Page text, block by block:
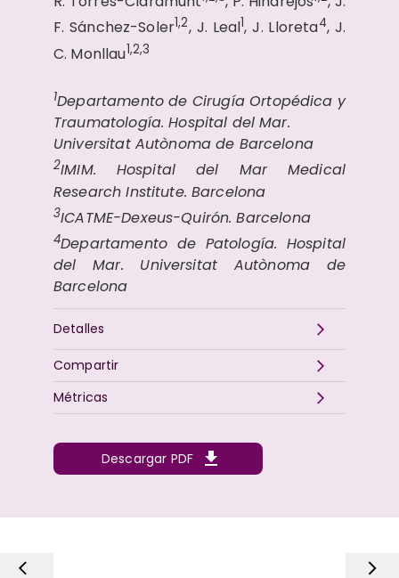
F. Sánchez-Soler1,2, J. Leal1, J. Lloreta4, J.
C. Monllau1,2,3
1Departamento de Cirugía Ortopédica y
Traumatología. Hospital del Mar.
Universitat Autònoma de Barcelona
2IMIM. Hospital del Mar Medical
Research Institute. Barcelona
3ICATME-Dexeus-Quirón. Barcelona
4Departamento de Patología. Hospital
del Mar. Universitat Autònoma de
Barcelona
Detalles
Descargar PDF
Métricas
Compartir